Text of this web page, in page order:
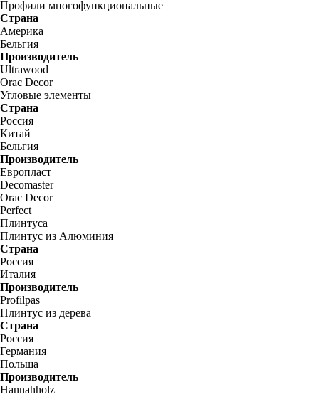
Профили многофункциональные
Страна
Америка
Бельгия
Производитель
Ultrawood
Orac Decor
Угловые элементы
Страна
Россия
Китай
Бельгия
Производитель
Европласт
Decomaster
Orac Decor
Perfect
Плинтуса
Плинтус из Алюминия
Страна
Россия
Италия
Производитель
Profilpas
Плинтус из дерева
Страна
Россия
Германия
Польша
Производитель
Hannahholz